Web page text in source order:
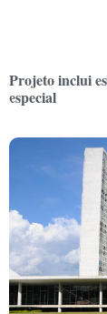
Projeto inclui
especial